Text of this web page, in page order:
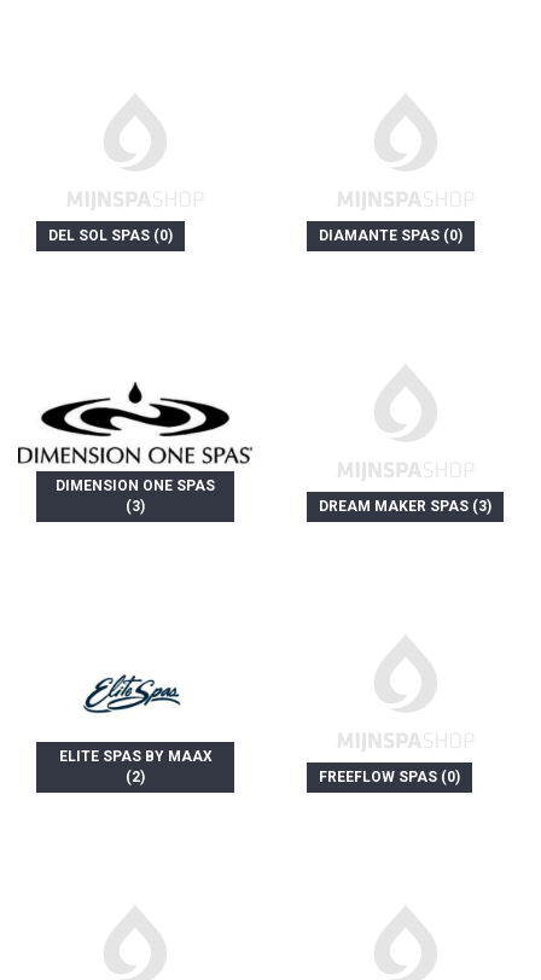
DEL SOL SPAS (0) DIAMANTE SPAS (0)
DIMENSION ONE SPAS
(3)
DREAM MAKER SPAS (3)
ELITE SPAS BY MAAX
(2)
FREEFLOW SPAS (0)